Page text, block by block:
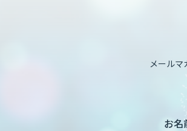
メール
お名